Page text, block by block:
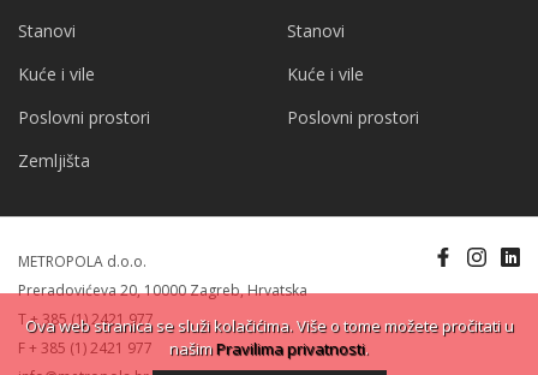
Stanovi
Kuće i vile
Poslovni prostori
Zemljišta
Stanovi
Kuće i vile
Poslovni prostori
METROPOLA d.o.o.
Preradovićeva 20, 10000 Zagreb, Hrvatska
T + 385 (1) 2421 977
F + 385 (1) 2421 977
Ova web stranica se služi kolačićima. Više o tome možete pročitati u
našimPravilima privatnosti.